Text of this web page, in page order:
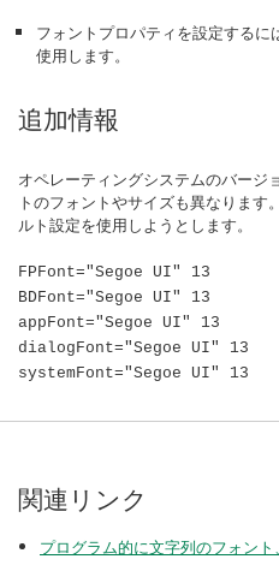
フォントプロパティを設定する
使用します。
追加情報
オペレーティングシステムのバージ
トのフォントやサイズも異なります
ルト設定を使用しようとします。
FPFont="Segoe UI" 13
BDFont="Segoe UI" 13
appFont="Segoe UI" 13
dialogFont="Segoe UI" 13
systemFont="Segoe UI" 13
関連リンク
プログラム的に文字列のフォン